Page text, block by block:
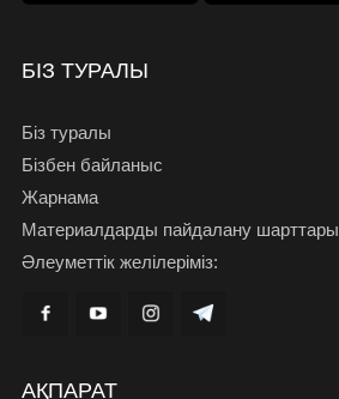
БІЗ ТУРАЛЫ
Біз туралы
Бізбен байланыс
Жарнама
Материалдарды пайдалану шарттары
Әлеуметтік желілеріміз:
АҚПАРАТ